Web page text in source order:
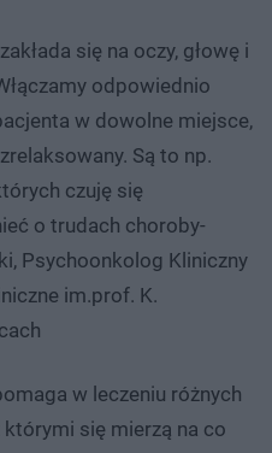
się na oczy, głowę i
odpowiednio
w dowolne miejsce,
Są to np.
czuję się
o trudach choroby-
Psychoonkolog Kliniczny
im.prof. K.
w leczeniu różnych
się mierzą na co